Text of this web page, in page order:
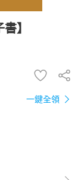
】
一鍵全領